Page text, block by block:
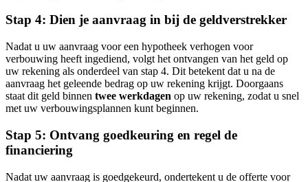
Stap 4: Dien je aanvraag in bij de geldverstrekker
Nadat u uw aanvraag voor een hypotheek verhogen voor
verbouwing heeft ingediend, volgt het ontvangen van het geld op
uw rekening als onderdeel van stap 4. Dit betekent dat u na de
aanvraag het geleende bedrag op uw rekening krijgt. Doorgaans
staat dit geld binnen twee werkdagen op uw rekening, zodat u snel
met uw verbouwingsplannen kunt beginnen.
Stap 5: Ontvang goedkeuring en regel de
financiering
Nadat uw aanvraag is goedgekeurd, ondertekent u de offerte voor